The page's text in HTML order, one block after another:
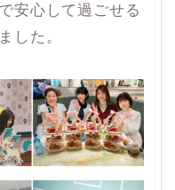
安心して過ごせる
した。